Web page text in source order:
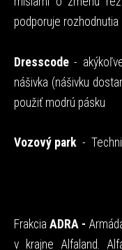
podporuje rozhodnutia
Dresscode -
nášivka (nášivku
použiť modrú pásku
Vozový park -
Frakcia ADRA -
v krajne Alfaland.